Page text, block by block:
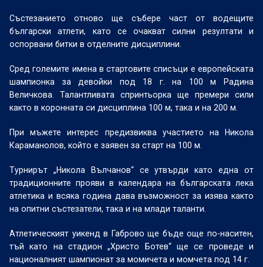
Състезанието отново ще събере част от водещите
български атлети, като се очакват силни резултати и
оспорвани битки в отделните дисциплини.
Сред големите имена в стартовите списъци е европейската
шампионка за девойки под 18 г. на 100 м Радина
Величкова. Талантливата спринтьорка ще премери сили
както в коронната си дисциплина 100 м, така и на 200 м.
При мъжете интерес предизвиква участието на Никола
Караманолов, който е заявен за старт на 100 м.
Турнирът „Никола Вълчанов“ се утвърди като една от
традиционните прояви в календара на българската лека
атлетика и всяка година дава възможност за изява както
на опитни състезатели, така и на млади таланти.
Атлетическият уикенд в Габрово ще бъде още по-наситен,
тъй като на стадион „Христо Ботев“ ще се проведе и
националният шампионат за момичета и момчета под 14 г.